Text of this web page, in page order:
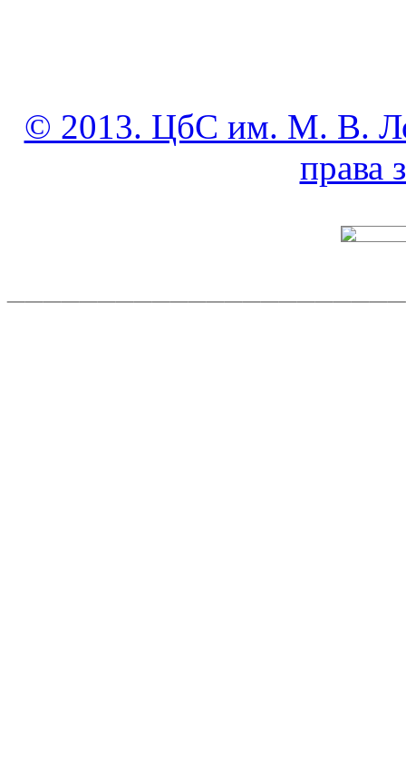
© 2013. ЦбС им. М. В.
права